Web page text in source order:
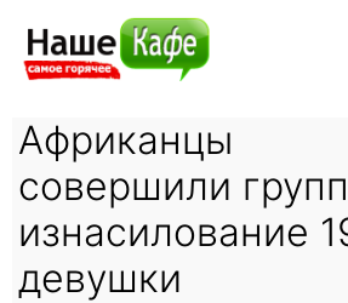
Африканцы
совершили
изнасилование
девушки